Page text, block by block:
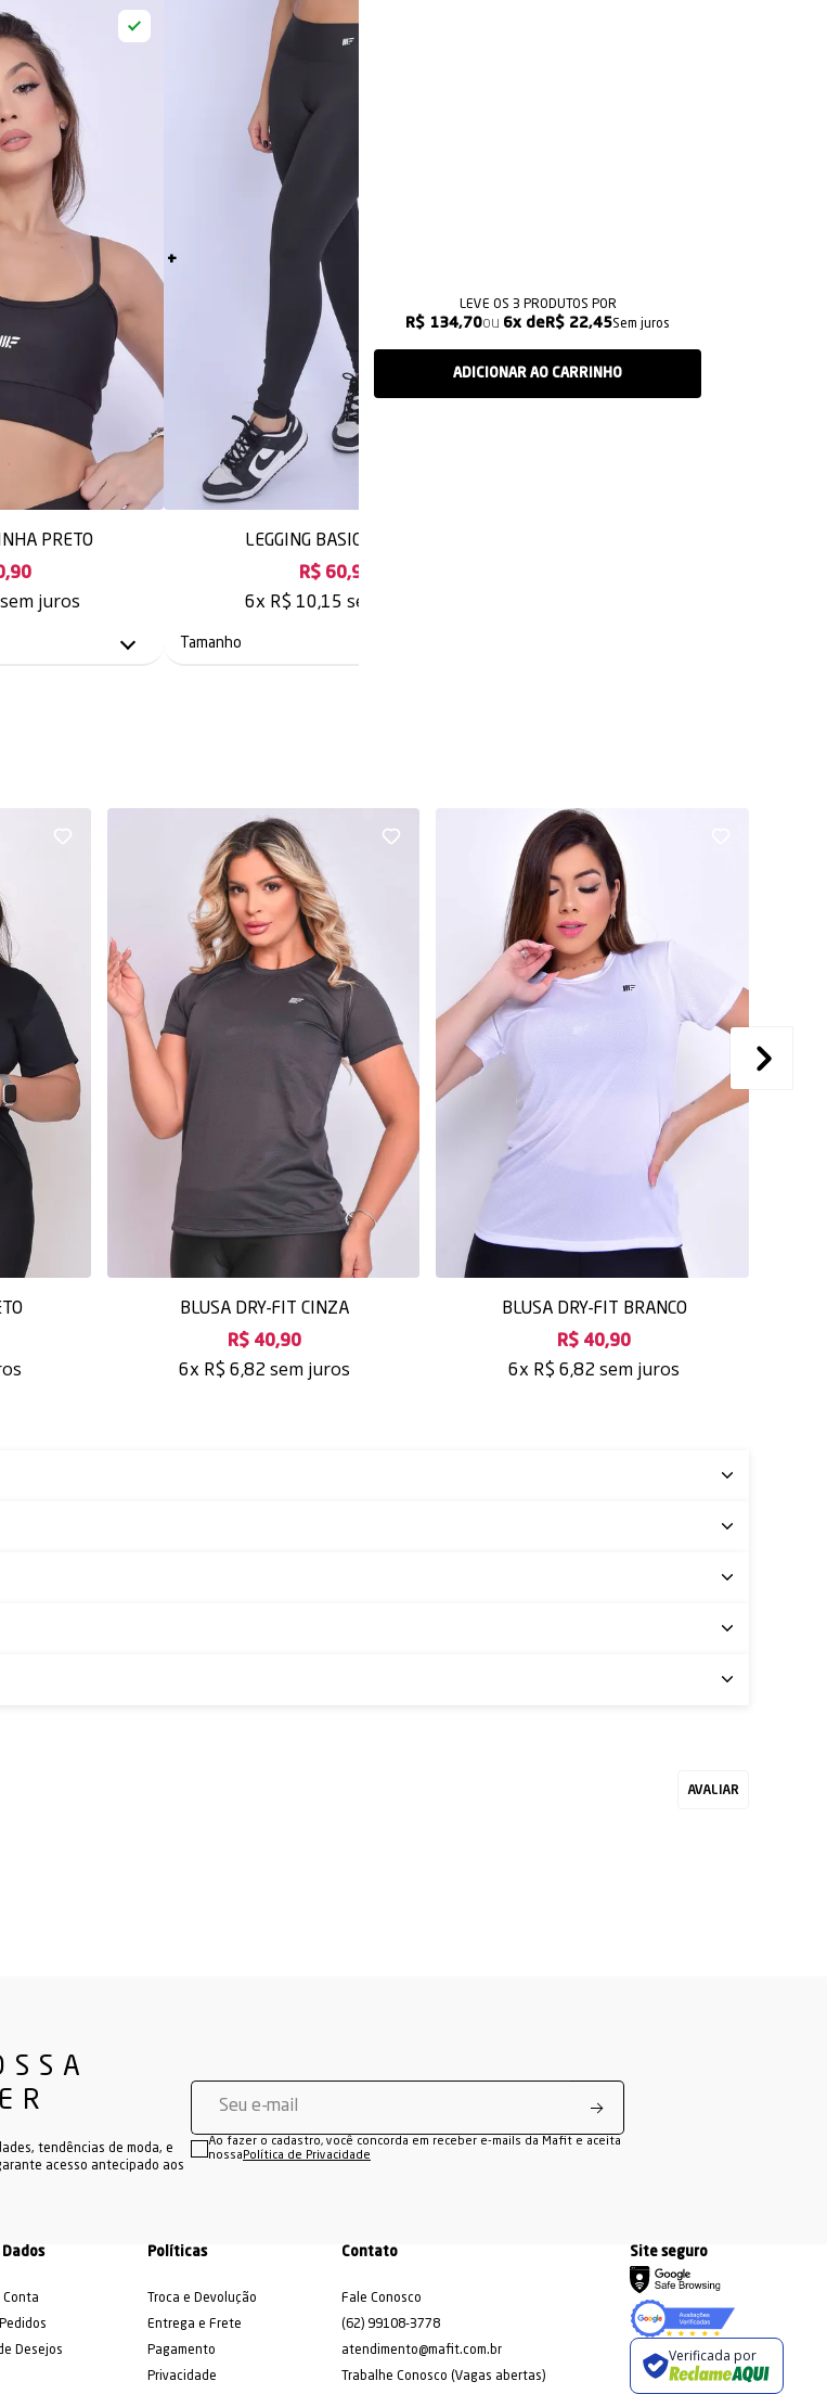
PRETO
sem juros
LEGGING BASICA PRETO
R$ 60,90
6x R$ 10,15 sem juros
LEVE OS 3 PRODUTOS
R$ 134,70 6x R$ 22,45Sem juros
BLUSA DRY-FIT CINZA
R$ 40,90
6x R$ 6,82sem juros
BLUSA DRY-FIT BRANCO
R$ 40,90
6x R$ 6,82sem juros
tendências de moda, e
acesso antecipado aos
Ao fazer o cadastro, você concorda em receber e-mails da Mafit e aceita
nossa Política de Privacidade
Dados
Conta
Desejos
Políticas
Troca e Devolução
Entrega e Frete
Pagamento
Privacidade
Contato
Fale Conosco
(62) 99108-3778
atendimento@mafit.com.br
Trabalhe Conosco (Vagas abertas)
Site seguro
Verificada por